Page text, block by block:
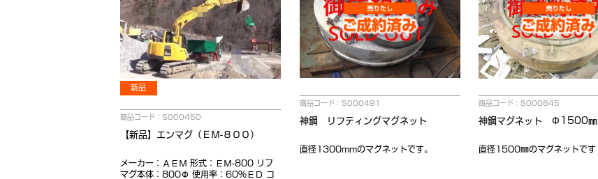
新品
商品コード：S000450
【新品】エンマグ（ＥＭ-８００）
メーカー：ＡＥＭ 形式：ＥＭ-800 リフ
マグ本体：800Ф 使用率：60％ＥＤ コ
商品コード：S000491
神鋼 リフティングマグネット
直径1300mmのマグネットです。
商品コード：S000845
神鋼マグネット Φ1500㎜
直径1500㎜のマグネットです